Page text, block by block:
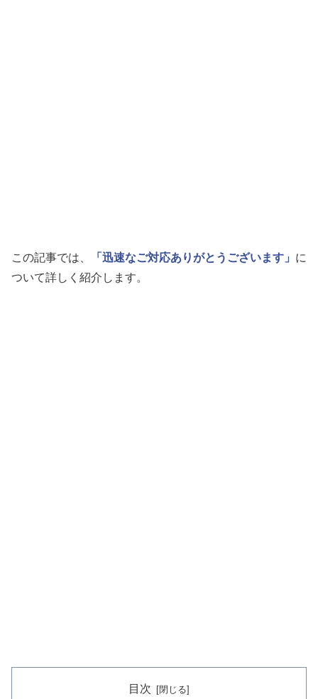
この記事では、 「迅速なご対応ありがとうございます」 に
ついて詳しく紹介します。
目次